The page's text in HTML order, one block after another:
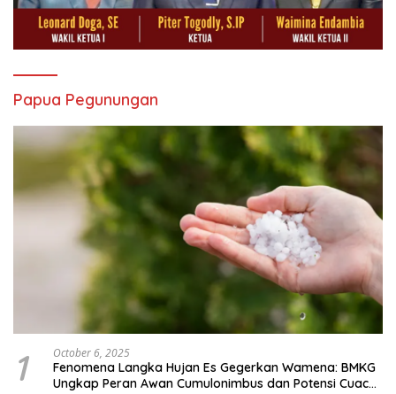
Papua Pegunungan
1 October 6, 2025
Fenomena Langka Hujan Es Gegerkan Wamena: BMKG
Ungkap Peran Awan Cumulonimbus dan Potensi Cuaca